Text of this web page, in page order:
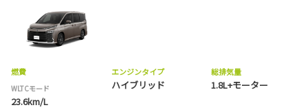
燃費
WLTCモード
23.6km/L
エンジンタイプ
ハイブリッド
総排気量
1.8L+モーター